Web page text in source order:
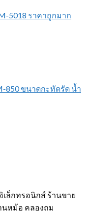
5018 ราคาถูกมาก
850 ขนาดกะทัดรัด น้ำ
ล็กทรอนิกส์ ร้านขาย
นหม้อ คลองถม